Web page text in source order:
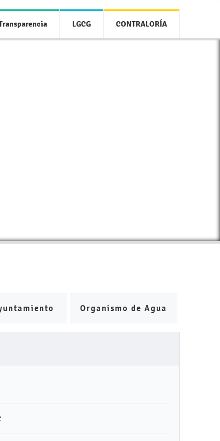
LGCG CONTRALORÍA
Organismo de Agua